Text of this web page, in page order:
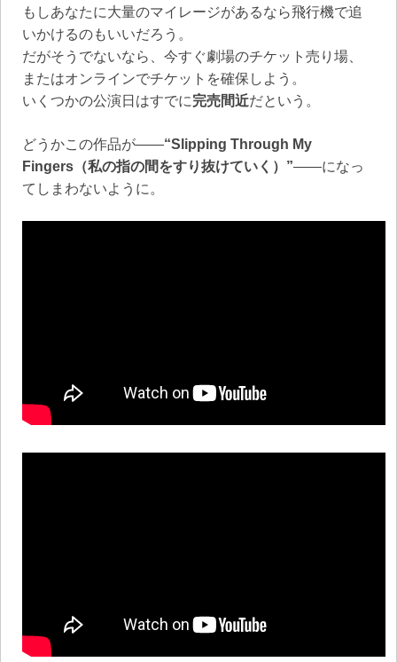
もしあなたに大量のマイレージがあるなら飛行機で追
いかけるのもいいだろう。
だがそうでないなら、今すぐ劇場のチケット売り場、
またはオンラインでチケットを確保しよう。
いくつかの公演日はすでに完売間近だという。
どうかこの作品が――“Slipping Through My
Fingers（私の指の間をすり抜けていく）”――になっ
てしまわないように。